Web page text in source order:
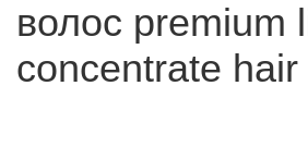
волос premium
concentrate